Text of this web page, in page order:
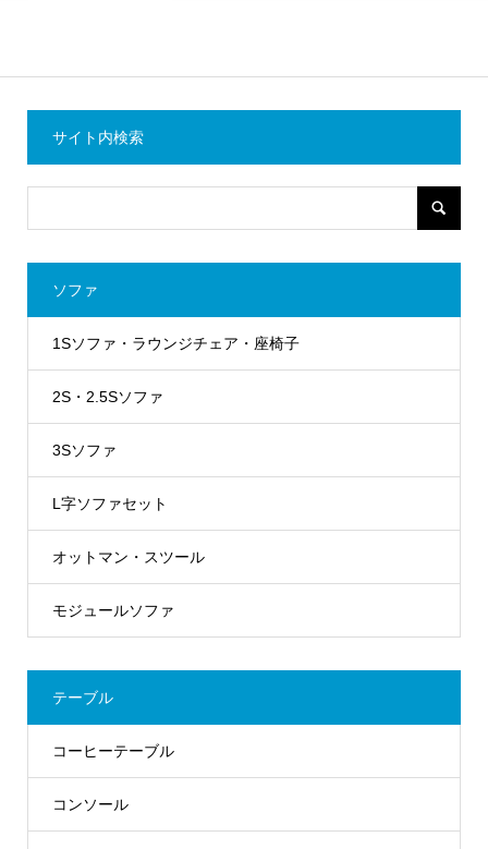
サイト内検索
ソファ
1Sソファ・ラウンジチェア・座椅子
2S・2.5Sソファ
3Sソファ
L字ソファセット
オットマン・スツール
モジュールソファ
テーブル
コーヒーテーブル
コンソール